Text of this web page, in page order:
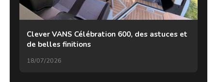
Clever VANS Célébration 600, des astuces et
de belles finitions
18/07/2026